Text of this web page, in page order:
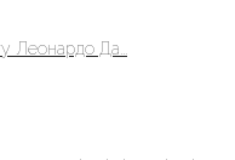
Леонардо Да...